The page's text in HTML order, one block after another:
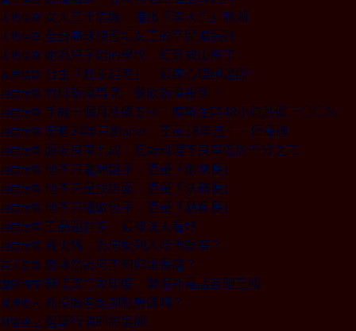
人物特寫 女人三十危機 撞出「李大仁」熱潮
人物特寫 全台高球練習場女王的平民擴張術
人物特寫 她為兒子辦的學校 紅到被山寨了
商周話題 台生「赴京趕考」 最瘋心理師證照
封面故事 竹科新貴再見 餐飲新貴報到！
封面故事 手機一個月跌價五％ 摩斯生菜48小時跌價一○○％
封面故事 宏碁24年只創acer 王品18年產十一個品牌
封面故事 面板良率九成 瓦城料理不良率低於千分之三
封面故事 他不只會端盤子 更是「創意長」
封面故事 他不只是找店面 更是「法務長」
封面故事 他不只懂做包子 更是「品質長」
封面故事 王品題材多 最被法人看好
封面故事 賣火鍋 為何能列入哈佛教案？
百大良醫 詹詠然為何不知卵巢長瘤？
國際視窗 菲律賓打敗印度 變海外電話客服王國
經濟達人 抓投機客能抑制房價嗎？
財富線上 選舉行情即將展開